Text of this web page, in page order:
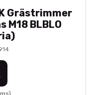
Grästrimmer
M18 BLBLO